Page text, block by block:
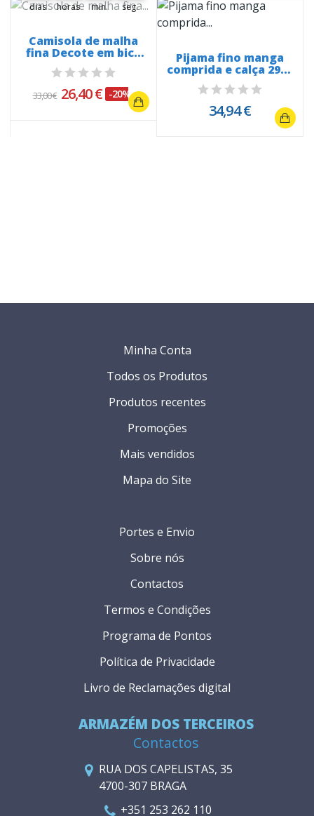
dias horas min. seg.
Camisola de malha
fina Decote em bico
25510 Basic
33,00 € 26,40 € -20%
Pijama fino manga
comprida e calça 2960
Basic
34,94 €
ARMAZÉM DOS TERCEIROS
Contactos
RUA DOS CAPELISTAS, 35
4700-307 BRAGA
+351 253 262 110
Portes e Envio
Sobre nós
Contactos
Termos e Condições
Programa de Pontos
Política de Privacidade
Livro de Reclamações digital
Minha Conta
Todos os Produtos
Produtos recentes
Promoções
Mais vendidos
Mapa do Site